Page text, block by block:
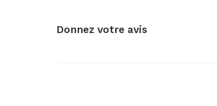
Donnez votre avis